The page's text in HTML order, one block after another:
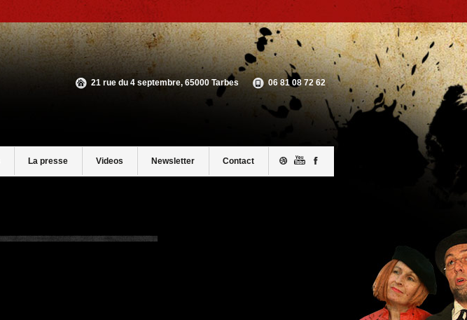
21 rue du 4 septembre, 65000 Tarbes 06 81 08 72 62
La presse Videos Newsletter Contact